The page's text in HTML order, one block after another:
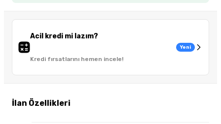
Acil kredi mi lazım?
Kredi fırsatlarını hemen incele!
Yeni
İlan Özellikleri